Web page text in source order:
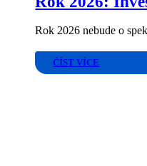
Rok 2026 nebude o
ČÍST VÍCE